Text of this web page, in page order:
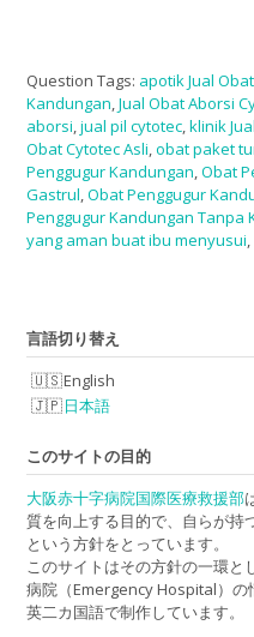
Question Tags: apotik Jual
Kandungan Jual Obat Aborsi
aborsi jual pil cytotec klinik
Obat Cytotec Asli obat paket
Penggugur Kandungan Obat
Gastrul Obat Penggugur
Penggugur Kandungan Tanpa
yang aman buat ibu menyusui
言語切り替え
English
日本語
このサイトの目的
大阪赤十字病院国際医療救援部
質を向上する目的で、自らが持
という方針をとっています。
このサイトはその方針の一環
病院（Emergency Hospital）の
英二カ国語で制作しています。